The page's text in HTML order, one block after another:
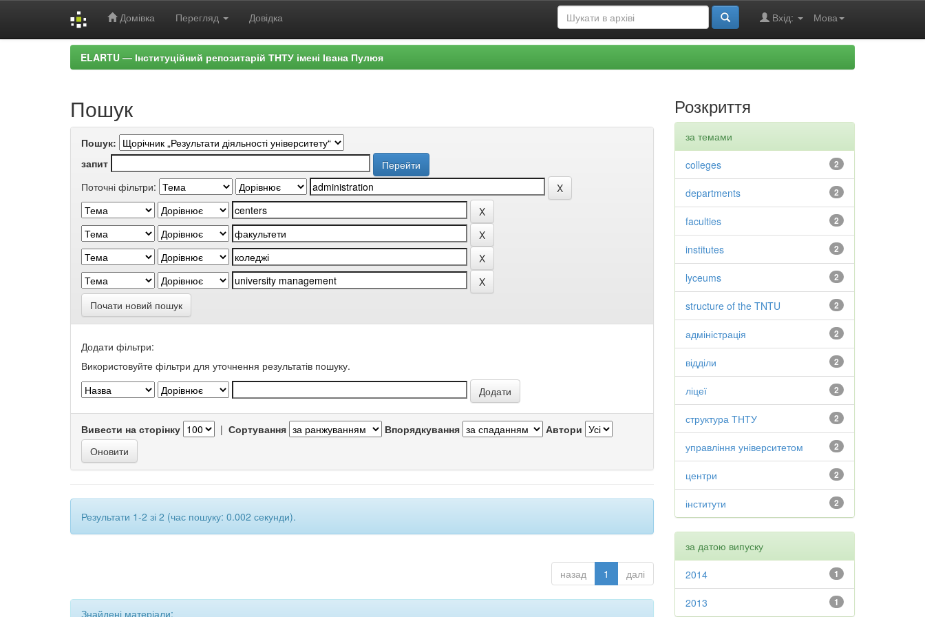
Домівка Перегляд Довідка Мова
Вхід:
ELARTU — Інституційний репозитарій ТНТУ імені Івана Пулюя
Пошук
Пошук:
запит
Поточні фільтри:
Почати новий пошук
Додати фільтри:
Використовуйте фільтри для уточнення результатів пошуку.
Вивести на сторінку | Сортування Впорядкування Автори
Результати 1-2 зі 2 (час пошуку: 0.002 секунди).
назад 1 далі
Знайдені матеріали:
Розкриття
за темами
2
colleges
2
departments
2
faculties
2
institutes
2
lyceums
2
structure of the TNTU
2
адміністрація
2
відділи
2
ліцеї
2
структура ТНТУ
2
управління університетом
2
центри
2
інститути
за датою випуску
1
2014
1
2013